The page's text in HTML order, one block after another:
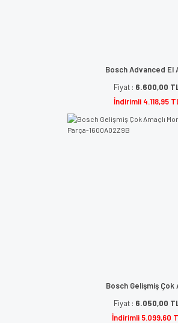
Bosch Advanced El
Fiyat : 6.600,00
İndirimli 4.118,95
Bosch Gelişmiş Çok
Fiyat : 6.050,00
İndirimli 5.099,60